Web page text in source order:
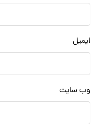
ایمیل
وب‌ سایت